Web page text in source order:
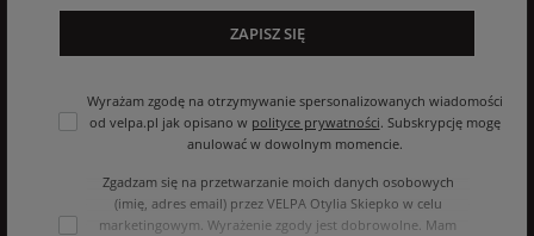
Wyrażam zgodę na otrzymywanie spersonalizowanych wiadomości
od velpa.pl jak opisano w polityce prywatności. Subskrypcję mogę
anulować w dowolnym momencie.
Zgadzam się na przetwarzanie moich danych osobowych
(imię, adres email) przez VELPA Otylia Skiepko w celu
marketingowym. Wyrażenie zgody jest dobrowolne. Mam
ZAPISZ SIĘ